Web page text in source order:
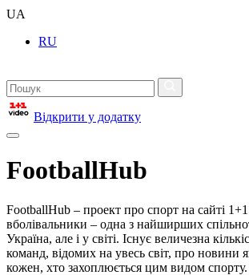
UA
RU
Відкрити у додатку
FootballHub
FootballHub – проект про спорт на сайті
вболівальники – одна з найширших
Україна, але і у світі. Існує величезна
команд, відомих на увесь світ, про новини
кожен, хто захоплюється цим видом спорту.